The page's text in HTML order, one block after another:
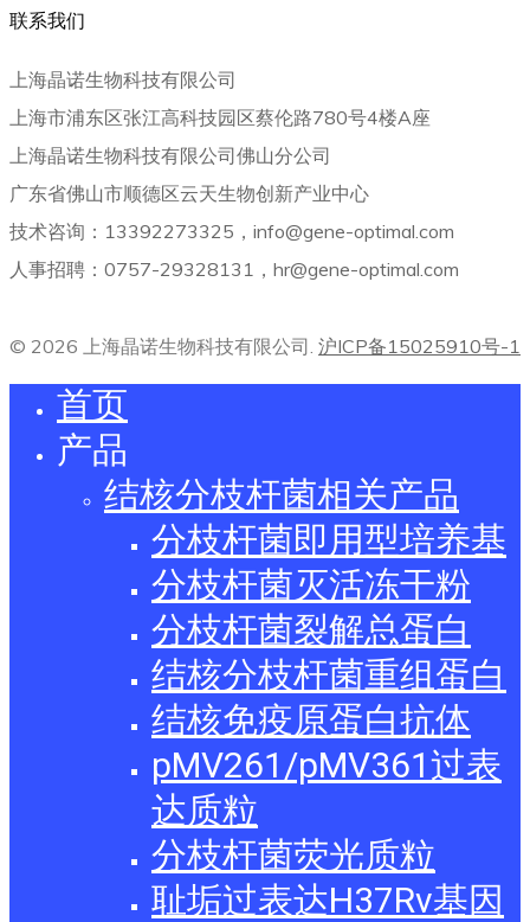
联系我们
上海晶诺生物科技有限公司
上海市浦东区张江高科技园区蔡伦路780号4楼A座
上海晶诺生物科技有限公司佛山分公司
广东省佛山市顺德区云天生物创新产业中心
技术咨询：13392273325，info@gene-optimal.com
人事招聘：0757-29328131，hr@gene-optimal.com
© 2026 上海晶诺生物科技有限公司. 沪ICP备15025910号-1
首页
产品
结核分枝杆菌相关产品
分枝杆菌即用型培养基
分枝杆菌灭活冻干粉
分枝杆菌裂解总蛋白
结核分枝杆菌重组蛋白
结核免疫原蛋白抗体
pMV261/pMV361过表
达质粒
分枝杆菌荧光质粒
耻垢过表达H37Rv基因